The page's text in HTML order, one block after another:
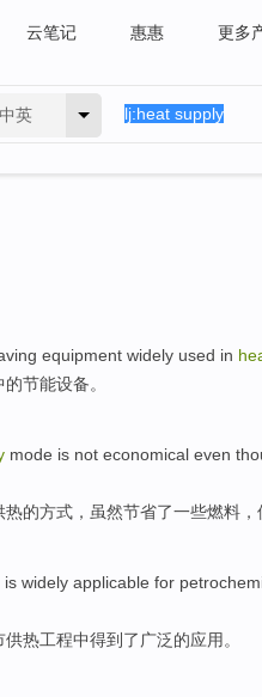
云笔记 惠惠 更多
中英
equipment widely used in
的节能设备。
mode is not economical even
热的方式 ， 虽然节省了一些燃料
is widely applicable for
供热工程中得到了广泛的应用。